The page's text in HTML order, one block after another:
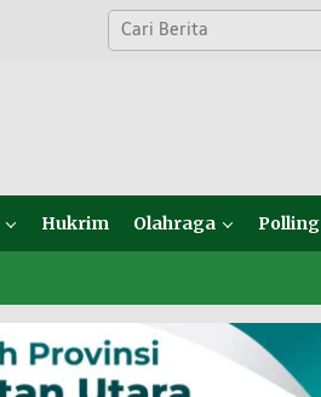
Hukrim Olahraga Polling